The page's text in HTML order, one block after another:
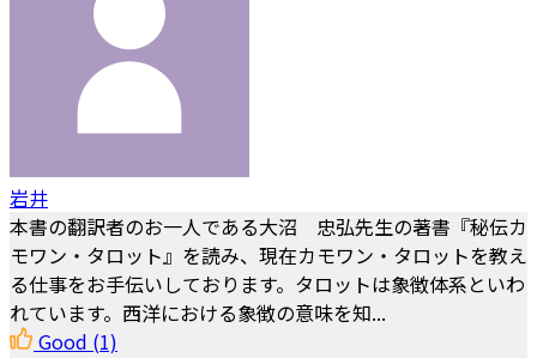
岩井
本書の翻訳者のお一人である大沼 忠弘先生の著書『秘伝カ
モワン・タロット』を読み、現在カモワン・タロットを教え
る仕事をお手伝いしております。タロットは象徴体系といわ
れています。西洋における象徴の意味を知...
Good (1)